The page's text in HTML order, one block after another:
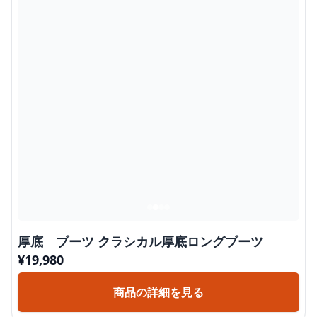
厚底 ブーツ クラシカル厚底ロングブーツ
¥19,980
商品の詳細を見る